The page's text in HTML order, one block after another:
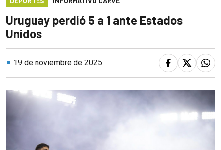
Uruguay perdió 5 a 1 ante Estados
Unidos
19 de noviembre de 2025